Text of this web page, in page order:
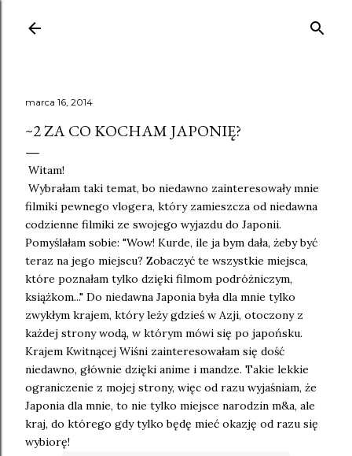
Przejdź do
marca 16, 2014
~2 ZA CO KOCHAM JAPONIĘ?
Witam!
Wybrałam taki temat, bo niedawno zainteresowały mnie
filmiki pewnego vlogera, który zamieszcza od niedawna
codzienne filmiki ze swojego wyjazdu do Japonii.
Pomyślałam sobie: "Wow! Kurde, ile ja bym dała, żeby być
teraz na jego miejscu? Zobaczyć te wszystkie miejsca,
które poznałam tylko dzięki filmom podróżniczym,
książkom..." Do niedawna Japonia była dla mnie tylko
zwykłym krajem, który leży gdzieś w Azji, otoczony z
każdej strony wodą, w którym mówi się po japońsku.
Krajem Kwitnącej Wiśni zainteresowałam się dość
niedawno, głównie dzięki anime i mandze. Takie lekkie
ograniczenie z mojej strony, więc od razu wyjaśniam, że
Japonia dla mnie, to nie tylko miejsce narodzin m&a, ale
kraj, do którego gdy tylko będę mieć okazję od razu się
wybiorę!